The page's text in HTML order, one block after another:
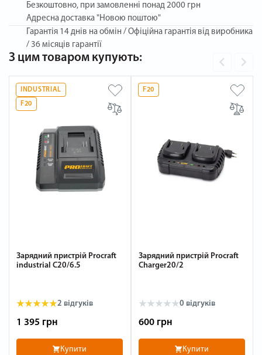
Безкоштовно, при замовленні понад 2000 грн
Адресна доставка "Новою поштою"
Гарантія 14 днів на обмін / Офіційна гарантія від виробника
/ 36 місяців гарантії
З цим товаром купують:
INDUSTRIAL
F20
Зарядний пристрій Procraft
industrial C20/6.5
2 відгуків
1 395 грн
Купити
F20
Зарядний пристрій Procraft
Charger20/2
0 відгуків
600 грн
Купити